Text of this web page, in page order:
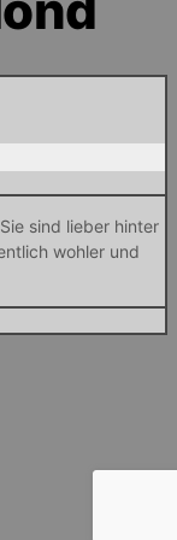
sind lieber hinter
wohler und